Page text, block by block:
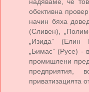
обективна
начин бяха
(Сливен),
„Изида”
„Бимас” (Русе) -
промишлени
предприятия,
приватизацията